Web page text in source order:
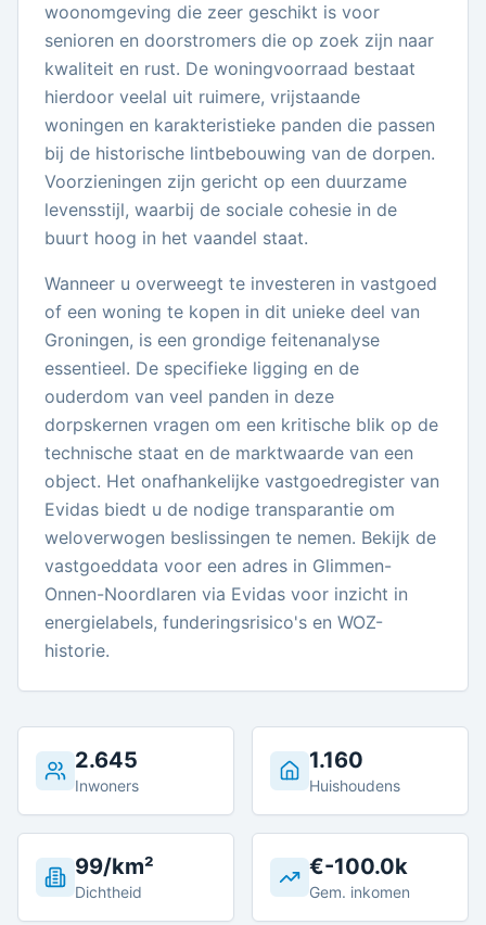
woonomgeving die zeer geschikt is voor
senioren en doorstromers die op zoek zijn naar
kwaliteit en rust. De woningvoorraad bestaat
hierdoor veelal uit ruimere, vrijstaande
woningen en karakteristieke panden die passen
bij de historische lintbebouwing van de dorpen.
Voorzieningen zijn gericht op een duurzame
levensstijl, waarbij de sociale cohesie in de
buurt hoog in het vaandel staat.
Wanneer u overweegt te investeren in vastgoed
of een woning te kopen in dit unieke deel van
Groningen, is een grondige feitenanalyse
essentieel. De specifieke ligging en de
ouderdom van veel panden in deze
dorpskernen vragen om een kritische blik op de
technische staat en de marktwaarde van een
object. Het onafhankelijke vastgoedregister van
Evidas biedt u de nodige transparantie om
weloverwogen beslissingen te nemen. Bekijk de
vastgoeddata voor een adres in Glimmen-
Onnen-Noordlaren via Evidas voor inzicht in
energielabels, funderingsrisico's en WOZ-
historie.
2.645
Inwoners
1.160
Huishoudens
99/km²
Dichtheid
€-100.0k
Gem. inkomen